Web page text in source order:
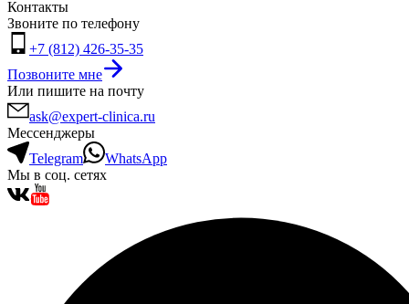
Контакты
Звоните по телефону
+7 (812) 426-35-35
Позвоните мне
Или пишите на почту
ask@expert-clinica.ru
Мессенджеры
Telegram
WhatsApp
Мы в соц. сетях